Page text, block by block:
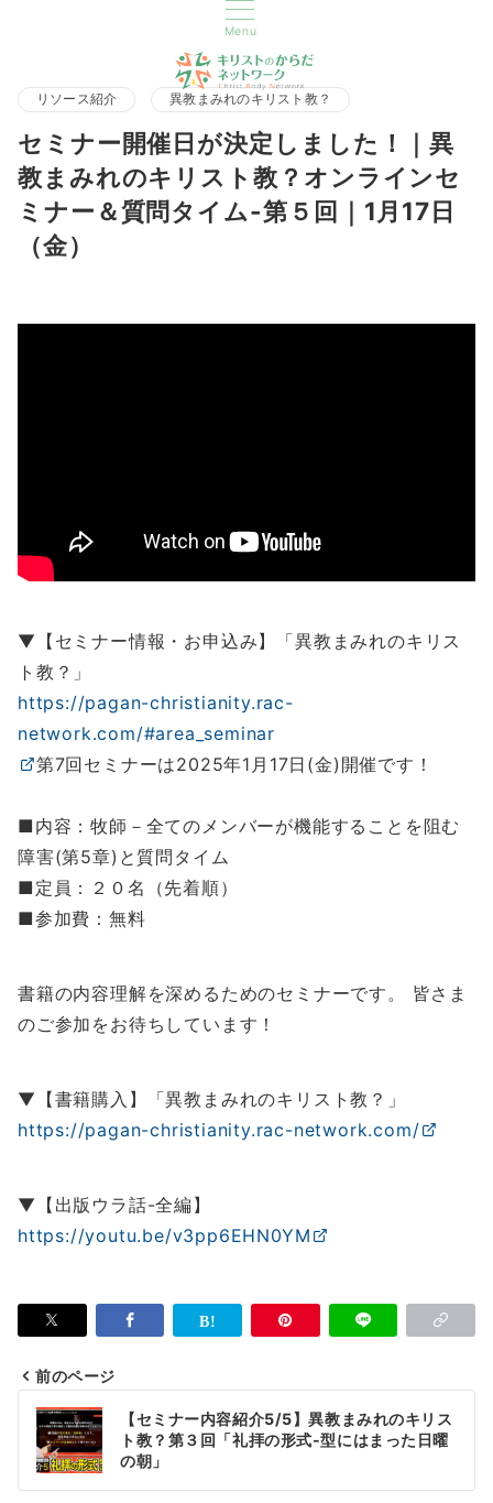
Menu
リソース紹介 異教まみれのキリスト教？
セミナー開催日が決定しました！｜異
教まみれのキリスト教？オンラインセ
ミナー＆質問タイム-第５回｜1月17日
（金）
▼【セミナー情報・お申込み】「異教まみれのキリス
ト教？」
https://pagan-christianity.rac-
network.com/#area_seminar
第7回セミナーは2025年1月17日(金)開催です！
■内容：牧師－全てのメンバーが機能することを阻む
障害(第5章)と質問タイム
■定員：２０名（先着順）
■参加費：無料
書籍の内容理解を深めるためのセミナーです。 皆さま
のご参加をお待ちしています！
▼【書籍購入】「異教まみれのキリスト教？」
https://pagan-christianity.rac-network.com/
▼【出版ウラ話-全編】
https://youtu.be/v3pp6EHN0YM
投
稿
ナ
前のページ
【セミナー内容紹介5/5】異教まみれのキリス
ト教？第３回「礼拝の形式-型にはまった日曜
の朝」